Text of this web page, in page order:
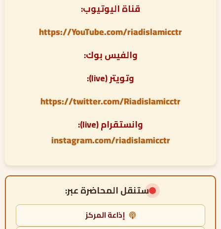
قناة اليوتيوب:
https://YouTube.com/riadislamicctr
والفيس بوك:
وتويتر (live):
https://twitter.com/Riadislamicctr
وانستقرام (live):
instagram.com/riadislamicctr
ستنقل المحاضرة عبر:
إذاعة المركز